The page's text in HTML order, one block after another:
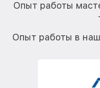
Опыт работы
Опыт работы в